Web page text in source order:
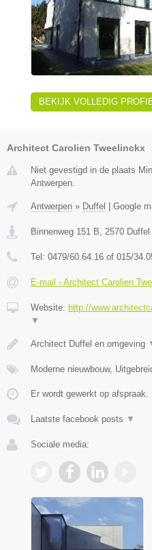
BEKIJK VOLLEDIG
Architect Carolien Tweelinckx
Niet gevestigd in de plaats
Antwerpen.
Antwerpen » Duffel | Google
Binnenweg 151 B 2570 Duffel
Tel: 0479/60.64.16 of 015/
E-mail › Architect Carolien
Website: http://
▼
Architect Duffel en omgeving
Moderne nieuwbouw,
Er wordt gewerkt op afspraak.
Laatste facebook posts ▼
Sociale media: